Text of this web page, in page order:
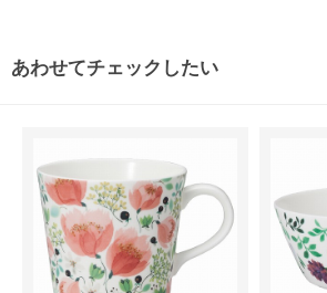
あわせてチェックしたい